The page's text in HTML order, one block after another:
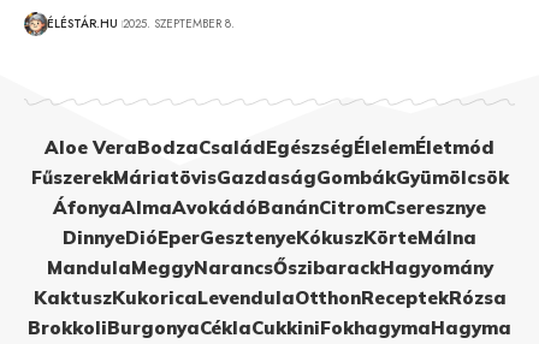
ÉLÉSTÁR.HU 2025. SZEPTEMBER 8.
Aloe VeraBodzaCsaládEgészségÉlelemÉletmód
FűszerekMáriatövisGazdaságGombákGyümölcsök
ÁfonyaAlmaAvokádóBanánCitromCseresznye
DinnyeDióEperGesztenyeKókuszKörteMálna
MandulaMeggyNarancsŐszibarackHagyomány
KaktuszKukoricaLevendulaOtthonReceptekRózsa
BrokkoliBurgonyaCéklaCukkiniFokhagymaHagyma